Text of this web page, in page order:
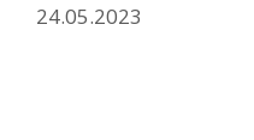
24.05.2023